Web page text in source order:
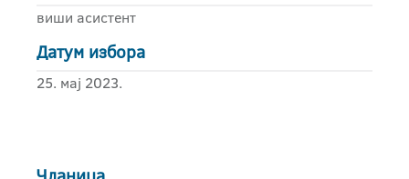
виши асистент
Датум избора
25. мај 2023.